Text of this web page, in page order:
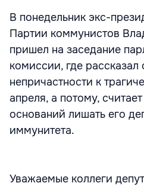
В понедельник экс-
Партии коммунистов
пришел на заседание
комиссии, где рассказал
непричастности к
апреля, а потому,
оснований лишать его
иммунитета.
Уважаемые коллеги